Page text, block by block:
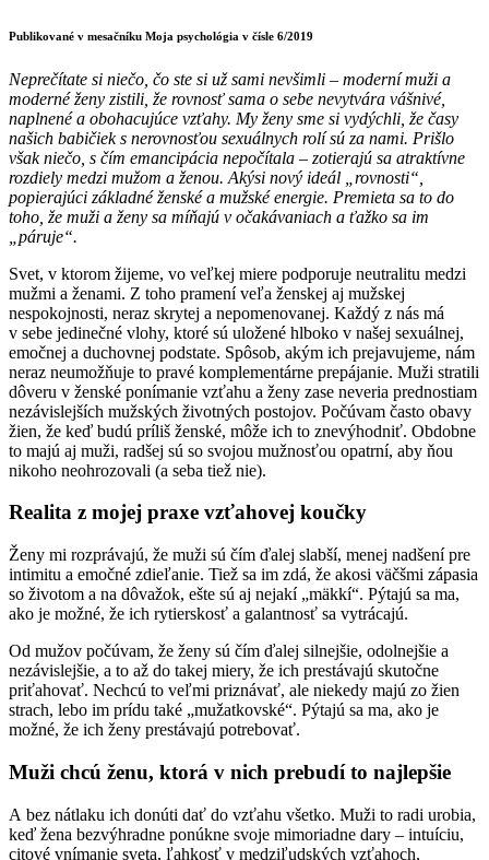
Publikované v mesačníku Moja psychológia v čísle 6/2019
Neprečítate si niečo, čo ste si už sami nevšimli – moderní muži a
moderné ženy zistili, že rovnosť sama o sebe nevytvára vášnivé,
naplnené a obohacujúce vzťahy. My ženy sme si vydýchli, že časy
našich babičiek s nerovnosťou sexuálnych rolí sú za nami. Prišlo
však niečo, s čím emancipácia nepočítala – zotierajú sa atraktívne
rozdiely medzi mužom a ženou. Akýsi nový ideál „rovnosti“,
popierajúci základné ženské a mužské energie. Premieta sa to do
toho, že muži a ženy sa míňajú v očakávaniach a ťažko sa im
„páruje“.
Svet, v ktorom žijeme, vo veľkej miere podporuje neutralitu medzi
mužmi a ženami. Z toho pramení veľa ženskej aj mužskej
nespokojnosti, neraz skrytej a nepomenovanej. Každý z nás má
v sebe jedinečné vlohy, ktoré sú uložené hlboko v našej sexuálnej,
emočnej a duchovnej podstate. Spôsob, akým ich prejavujeme, nám
neraz neumožňuje to pravé komplementárne prepájanie. Muži stratili
dôveru v ženské ponímanie vzťahu a ženy zase neveria prednostiam
nezávislejších mužských životných postojov. Počúvam často obavy
žien, že keď budú príliš ženské, môže ich to znevýhodniť. Obdobne
to majú aj muži, radšej sú so svojou mužnosťou opatrní, aby ňou
nikoho neohrozovali (a seba tiež nie).
Realita z mojej praxe vzťahovej koučky
Ženy mi rozprávajú, že muži sú čím ďalej slabší, menej nadšení pre
intimitu a emočné zdieľanie. Tiež sa im zdá, že akosi väčšmi zápasia
so životom a na dôvažok, ešte sú aj nejakí „mäkkí“. Pýtajú sa ma,
ako je možné, že ich rytierskosť a galantnosť sa vytrácajú.
Od mužov počúvam, že ženy sú čím ďalej silnejšie, odolnejšie a
nezávislejšie, a to až do takej miery, že ich prestávajú skutočne
priťahovať. Nechcú to veľmi priznávať, ale niekedy majú zo žien
strach, lebo im prídu také „mužatkovské“. Pýtajú sa ma, ako je
možné, že ich ženy prestávajú potrebovať.
Muži chcú ženu, ktorá v nich prebudí to najlepšie
A bez nátlaku ich donúti dať do vzťahu všetko. Muži to radi urobia,
keď žena bezvýhradne ponúkne svoje mimoriadne dary – intuíciu,
citové vnímanie sveta, ľahkosť v medziľudských vzťahoch,